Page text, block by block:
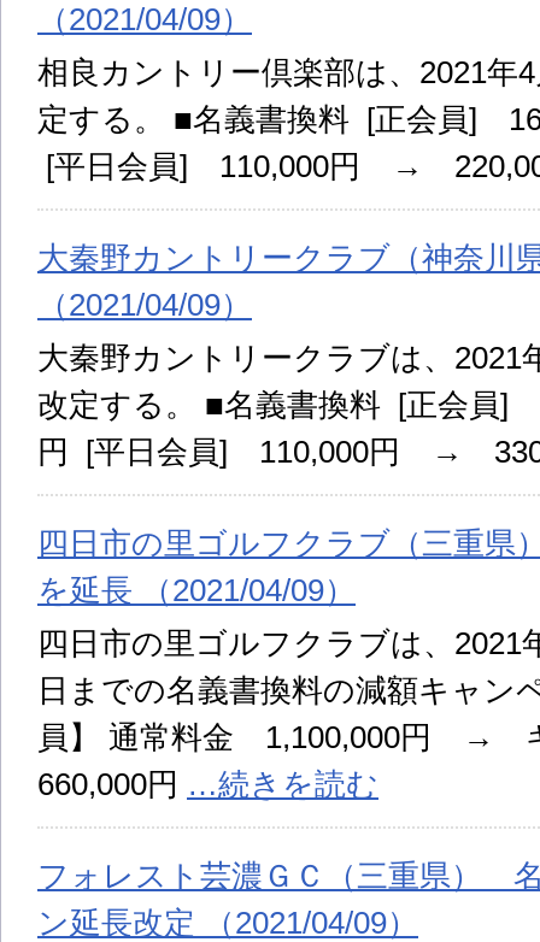
（2021/04/09）
相良カントリー倶楽部は、2021年
定する。 ■名義書換料 [正会員]
[平日会員] 110,000円 →
大秦野カントリークラブ（神奈
（2021/04/09）
大秦野カントリークラブは、2021
改定する。 ■名義書換料 [正会
円 [平日会員] 110,000円 →
四日市の里ゴルフクラブ（三重
を延長 （2021/04/09）
四日市の里ゴルフクラブは、2021
日までの名義書換料の減額キャン
員】 通常料金 1,100,000円 →
660,000円 …続きを読む
フォレスト芸濃ＧＣ（三重県）
ン延長改定 （2021/04/09）